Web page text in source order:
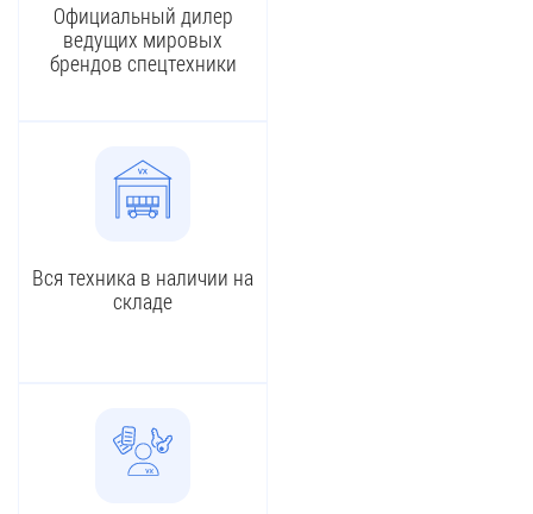
Официальный дилер
ведущих мировых
брендов спецтехники
Вся техника в наличии на
складе